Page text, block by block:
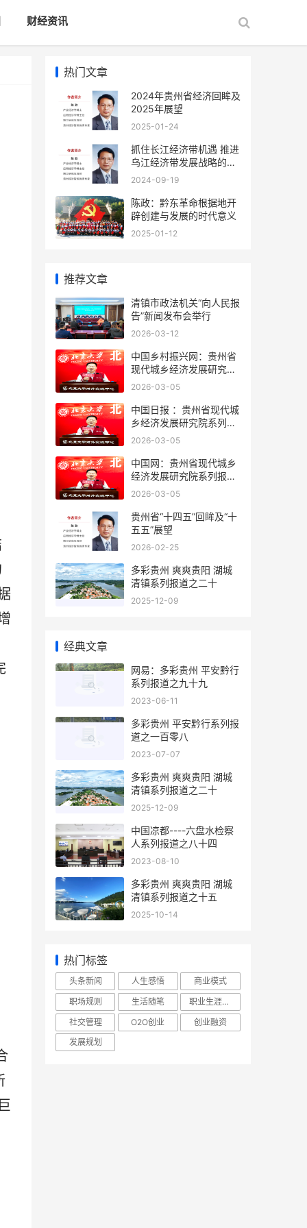
财经资讯
热门文章
2024年贵州省经济回眸及
2025年展望
2025-01-24
抓住长江经济带机遇 推进
乌江经济带发展战略的对
策建议
2024-09-19
陈政：黔东革命根据地开
辟创建与发展的时代意义
2025-01-12
推荐文章
清镇市政法机关“向人民报
告”新闻发布会举行
2026-03-12
中国乡村振兴网：贵州省
现代城乡经济发展研究院
系列报道之一
2026-03-05
中国日报 ：贵州省现代城
乡经济发展研究院系列报
道之一
2026-03-05
中国网：贵州省现代城乡
经济发展研究院系列报道
之一
2026-03-05
贵州省“十四五”回眸及“十
五五”展望
2026-02-25
多彩贵州 爽爽贵阳 湖城
清镇系列报道之二十
2025-12-09
经典文章
网易：多彩贵州 平安黔行
系列报道之九十九
2023-06-11
多彩贵州 平安黔行系列报
道之一百零八
2023-07-07
多彩贵州 爽爽贵阳 湖城
清镇系列报道之二十
2025-12-09
中国凉都----六盘水检察
人系列报道之八十四
2023-08-10
多彩贵州 爽爽贵阳 湖城
清镇系列报道之十五
2025-10-14
热门标签
头条新闻 人生感悟
商业模式
职场规则
生活随笔
职业生涯规划
社交管理
O2O创业
创业融资
发展规划